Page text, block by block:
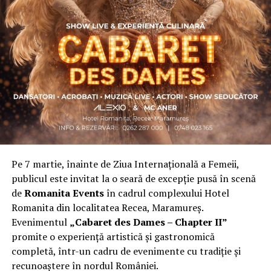
Asociația a fost fondată în 2019, dintr-un context
personal dificil, ca răspuns la întrebări despre
contribuție și sens. A crescut organic și a ajuns astăzi
una dintre cele mai mari comunități de femei
antreprenor din România, cu prezență fizică în mai
multe orașe, inclusiv la Cluj-Napoca.
„Dacă nu eu, atunci cine?”spune clujeancaCarmen
Mihalca, fondatoareaAntreprenoare.ro. Din această
întrebare s-a născut campania.
Cine a ales să fie vizibilă la Cluj
Femeile prezente la evenimentul din Cluj-Napoca
provin din domenii complet diferite. Câteva dintre ele:
Andreea Faur, specialist SEO, spune că a fi vizibilă
înseamnă să te asociezi cu brandul companiei pe care o
reprezinți și să educi publicul țintă. Mesajul ei pentru
Pe 7 martie, înainte de Ziua Internațională a Femeii,
publicul este invitat la o seară de excepție pusă în scenă
deRomanita Eventsîn cadrul complexului Hotel
Romanita din localitatea Recea, Maramureș.
Evenimentul „Cabaret des Dames – Chapter II”
promite o experiență artistică și gastronomică
completă, într-un cadru de evenimente cu tradiție și
recunoaștere în nordul României.